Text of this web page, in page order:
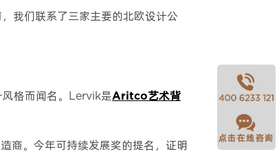
我们联系了三家主要的北欧设计公
格而闻名。Lervik是Aritco艺术背
商。今年可持续发展奖的提名，证明